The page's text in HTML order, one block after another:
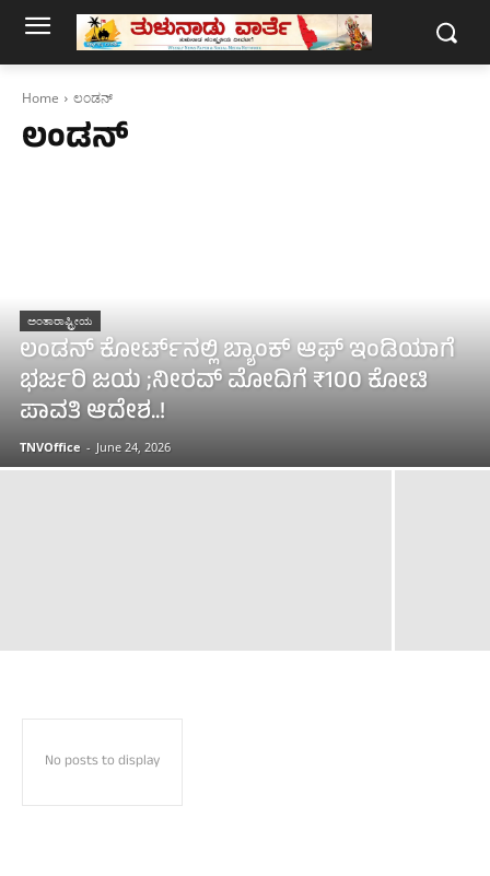
Home ಲಂಡನ್‌
ಲಂಡನ್‌
ಅಂತಾರಾಷ್ಟ್ರೀಯ
ಲಂಡನ್ ಕೋರ್ಟ್‌ನಲ್ಲಿ ಬ್ಯಾಂಕ್ ಆಫ್ ಇಂಡಿಯಾಗೆ
ಭರ್ಜರಿ ಜಯ ;ನೀರವ್ ಮೋದಿಗೆ ₹100 ಕೋಟಿ
ಪಾವತಿ ಆದೇಶ..!
TNVOffice - June 24, 2026
No posts to display